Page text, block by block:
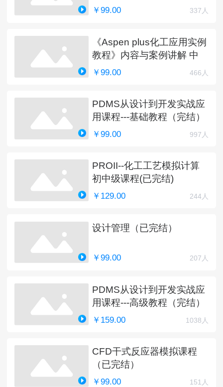
程（完）
￥99.00 337人
《Aspen plus化工应用实例
教程》内容与案例讲解 中
￥99.00 466人
PDMS从设计到开发实战应
用课程---基础教程（完结）
￥99.00 997人
PROII--化工工艺模拟计算
初中级课程(已完结)
￥129.00 244人
设计管理（已完结）
￥99.00 207人
PDMS从设计到开发实战应
用课程---高级教程（完结）
￥159.00 1038人
CFD干式反应器模拟课程
（已完结）
￥99.00 151人